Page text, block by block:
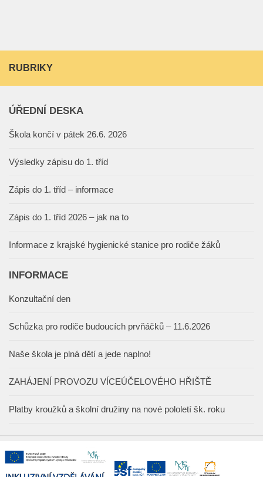
RUBRIKY
ÚŘEDNÍ DESKA
Škola končí v pátek 26.6. 2026
Výsledky zápisu do 1. tříd
Zápis do 1. tříd – informace
Zápis do 1. tříd 2026 – jak na to
Informace z krajské hygienické stanice pro rodiče žáků
INFORMACE
Konzultační den
Schůzka pro rodiče budoucích prvňáčků – 11.6.2026
Naše škola je plná dětí a jede naplno!
ZAHÁJENÍ PROVOZU VÍCEÚČELOVÉHO HŘIŠTĚ
Platby kroužků a školní družiny na nové pololetí šk. roku